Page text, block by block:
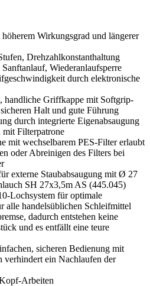
Wirkungsgrad und längerer
Drehzahlkonstanthaltung
Wiederanlaufsperre
durch elektronische
handliche Griffkappe mit Softgrip-
Halt und gute Führung
durch integrierte Eigenabsaugung
mit Filterpatrone
mit wechselbarem PES-Filter erlaubt
oder Abreinigen des Filters bei
externe Staubabsaugung mit Ø 27
SH 27x3,5m AS (445.045)
Lochsystem für optimale
alle handelsüblichen Schleifmittel
dadurch entstehen keine
und es entfällt eine teure
sicheren Bedienung mit
verhindert ein Nachlaufen der
Arbeiten